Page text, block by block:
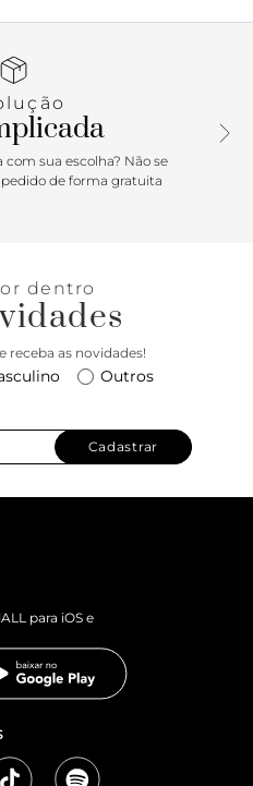
sua escolha? Não se
de forma gratuita
dentro
receba as novidades!
Outros
Cadastrar
para iOS e